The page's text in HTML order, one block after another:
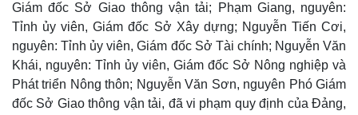
Giám đốc Sở Giao thông vận tải; Phạm Giang, nguyên:
Tỉnh ủy viên, Giám đốc Sở Xây dựng; Nguyễn Tiến Cơi,
nguyên: Tỉnh ủy viên, Giám đốc Sở Tài chính; Nguyễn Văn
Khái, nguyên: Tỉnh ủy viên, Giám đốc Sở Nông nghiệp và
Phát triển Nông thôn; Nguyễn Văn Sơn, nguyên Phó Giám
đốc Sở Giao thông vận tải, đã vi phạm quy định của Đảng,